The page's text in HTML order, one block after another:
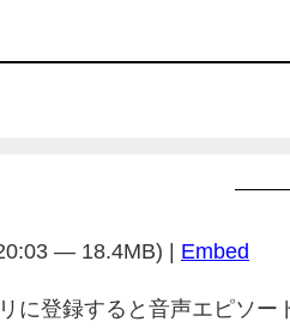
— 18.4MB) | Embed
に登録すると音声エピソー